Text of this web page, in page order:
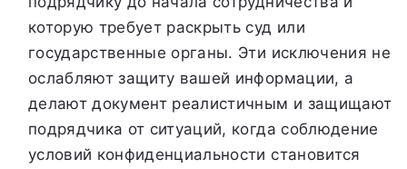
которую требует раскрыть суд или
государственные органы. Эти исключения не
ослабляют защиту вашей информации, а
делают документ реалистичным и защищают
подрядчика от ситуаций, когда соблюдение
условий конфиденциальности становится